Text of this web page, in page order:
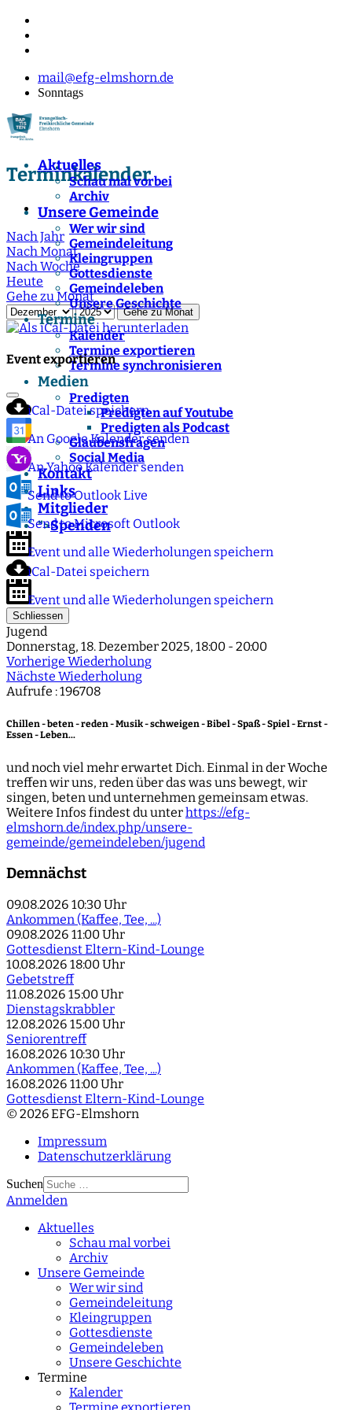
mail@efg-elmshorn.de
Sonntags
Aktuelles
Schau mal vorbei
Archiv
Unsere Gemeinde
Wer wir sind
Gemeindeleitung
Kleingruppen
Gottesdienste
Gemeindeleben
Unsere Geschichte
Termine
Kalender
Termine exportieren
Termine synchronisieren
Medien
Predigten
Predigten auf Youtube
Predigten als Podcast
Glaubensfragen
Social Media
Kontakt
Links
Mitglieder
">Spenden
Terminkalender
Nach Jahr
Nach Monat
Nach Woche
Heute
Gehe zu Monat
Gehe zu Monat
Event exportieren
iCal-Datei speichern
An Google Kalender senden
An Yahoo Kalender senden
Send to Outlook Live
Send to Microsoft Outlook
Event und alle Wiederholungen speichern
iCal-Datei speichern
Event und alle Wiederholungen speichern
Schliessen
Jugend
Donnerstag, 18. Dezember 2025, 18:00 - 20:00
Vorherige Wiederholung
Nächste Wiederholung
Aufrufe : 196708
Chillen - beten - reden - Musik - schweigen - Bibel - Spaß - Spiel - Ernst -
Essen - Leben...
und noch viel mehr erwartet Dich. Einmal in der Woche
treffen wir uns, reden über das was uns bewegt, wir
singen, beten und unternehmen gemeinsam etwas.
Weitere Infos findest du unterhttps://efg-
elmshorn.de/index.php/unsere-
gemeinde/gemeindeleben/jugend
Demnächst
09.08.2026 10:30 Uhr
Ankommen (Kaffee, Tee, ...)
09.08.2026 11:00 Uhr
Gottesdienst Eltern-Kind-Lounge
10.08.2026 18:00 Uhr
Gebetstreff
11.08.2026 15:00 Uhr
Dienstagskrabbler
12.08.2026 15:00 Uhr
Seniorentreff
16.08.2026 10:30 Uhr
Ankommen (Kaffee, Tee, ...)
16.08.2026 11:00 Uhr
Gottesdienst Eltern-Kind-Lounge
© 2026 EFG-Elmshorn
Impressum
Datenschutzerklärung
Suchen
Type 2 or more
Anmelden
Aktuelles
Schau mal vorbei
Archiv
Unsere Gemeinde
Wer wir sind
Gemeindeleitung
Kleingruppen
Gottesdienste
Gemeindeleben
Unsere Geschichte
Termine
Kalender